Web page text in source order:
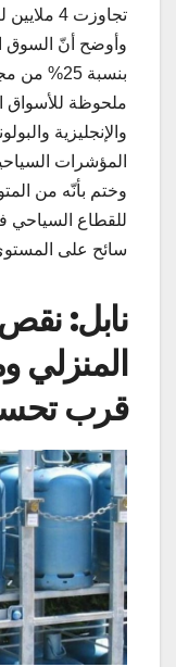
تجاوزت 4 ملايين ليلة.
وأوضح أنّ السوق
بنسبة
ملحوظة للأسواق
والإنجليزية
المؤشرات
سائح على
نابل: نقص
المنزلي
قرب